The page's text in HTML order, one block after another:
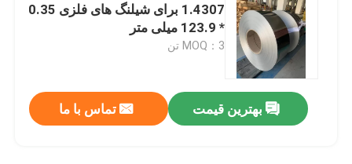
1.4307 برای شیلنگ های فلزی 0.35
* 123.9 میلی متر
MOQ：3 تن
بهترین قیمت تماس با ما